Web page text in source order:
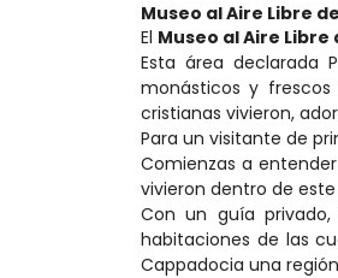
Museo al Aire Libre
El Museo al Aire Libre
Esta área declarada
monásticos y
cristianas vivieron,
Para un visitante de
Comienzas a
vivieron dentro de
Con un guía
habitaciones de las
Cappadocia una